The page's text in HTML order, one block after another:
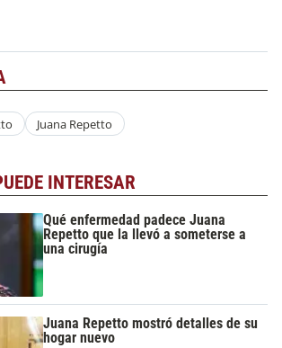
Juana Repetto
INTERESAR
Qué enfermedad padece Juana
Repetto que la llevó a someterse a
una cirugía
Juana Repetto mostró detalles de su
hogar nuevo